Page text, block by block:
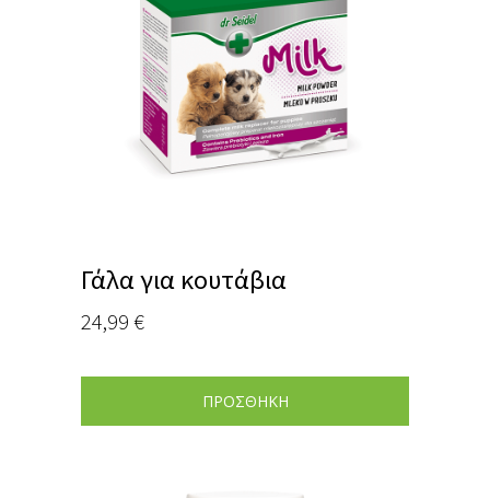
Γάλα για κουτάβια
24,99 €
ΠΡΟΣΘΗΚΗ